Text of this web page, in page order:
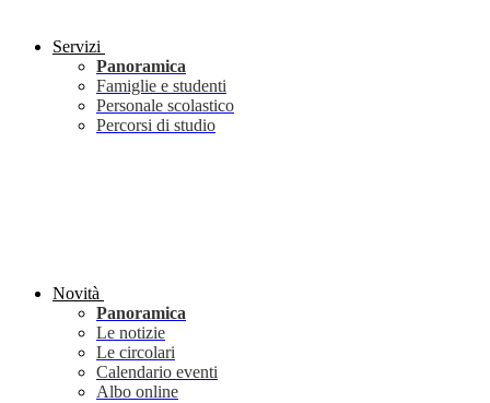
Servizi
Panoramica
Famiglie e studenti
Personale scolastico
Percorsi di studio
Novità
Panoramica
Le notizie
Le circolari
Calendario eventi
Albo online